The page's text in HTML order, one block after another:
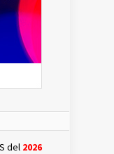
del 2026